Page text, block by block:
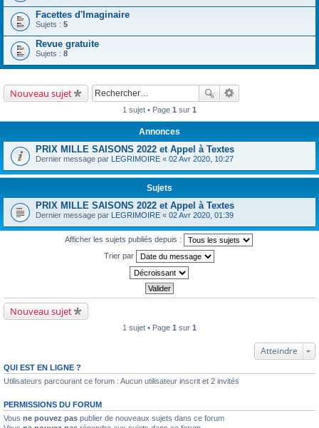
Facettes d'Imaginaire
Sujets : 5
Revue gratuite
Sujets : 8
Nouveau sujet
1 sujet • Page 1 sur 1
Annonces
PRIX MILLE SAISONS 2022 et Appel à Textes
Dernier message par LEGRIMOIRE « 02 Avr 2020, 10:27
Sujets
PRIX MILLE SAISONS 2022 et Appel à Textes
Dernier message par LEGRIMOIRE « 02 Avr 2020, 01:39
Afficher les sujets publiés depuis :
Trier par
Nouveau sujet
1 sujet • Page 1 sur 1
Atteindre
QUI EST EN LIGNE ?
Utilisateurs parcourant ce forum : Aucun utilisateur inscrit et 2 invités
PERMISSIONS DU FORUM
Vous ne pouvez pas publier de nouveaux sujets dans ce forum